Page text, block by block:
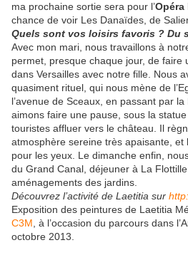
ma prochaine sortie sera pour l’Opéra
chance de voir Les Danaïdes, de
Quels sont vos loisirs favoris ? Du
Avec mon mari, nous travaillons à
permet, presque chaque jour, de faire
dans Versailles avec notre fille. Nous
quasiment rituel, qui nous mène de
l’avenue de Sceaux, en passant par la
aimons faire une pause, sous la
touristes affluer vers le château. Il
atmosphère sereine très apaisante, et
pour les yeux. Le dimanche enfin,
du Grand Canal, déjeuner à La
aménagements des jardins.
Découvrez l’activité de Laetitia sur
Exposition des peintures de Laetitia
C3M , à l’occasion du parcours dans
octobre 2013.